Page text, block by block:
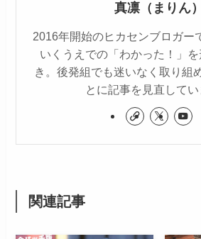
真凛（まりん）
2016年開始のヒカセンブロガー
いくうえでの「わかった！」
き。後発組でも迷いなく取り組
とに記事を見直してい
関連記事